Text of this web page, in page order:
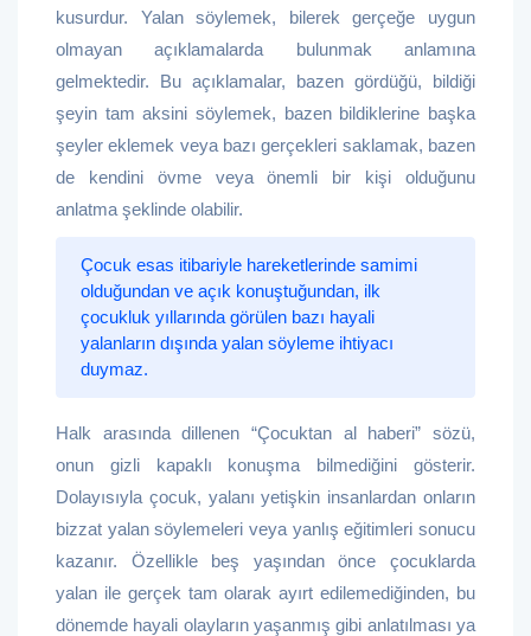
kusurdur. Yalan söylemek, bilerek gerçeğe uygun
olmayan açıklamalarda bulunmak anlamına
gelmektedir. Bu açıklamalar, bazen gördüğü, bildiği
şeyin tam aksini söylemek, bazen bildiklerine başka
şeyler eklemek veya bazı gerçekleri saklamak, bazen
de kendini övme veya önemli bir kişi olduğunu
anlatma şeklinde olabilir.
Çocuk esas itibariyle hareketlerinde samimi
olduğundan ve açık konuştuğundan, ilk
çocukluk yıllarında görülen bazı hayali
yalanların dışında yalan söyleme ihtiyacı
duymaz.
Halk arasında dillenen “Çocuktan al haberi” sözü,
onun gizli kapaklı konuşma bilmediğini gösterir.
Dolayısıyla çocuk, yalanı yetişkin insanlardan onların
bizzat yalan söylemeleri veya yanlış eğitimleri sonucu
kazanır. Özellikle beş yaşından önce çocuklarda
yalan ile gerçek tam olarak ayırt edilemediğinden, bu
dönemde hayali olayların yaşanmış gibi anlatılması ya